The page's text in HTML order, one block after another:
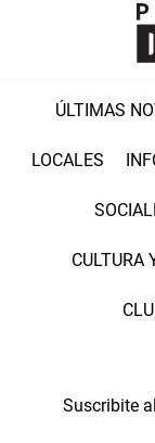
ÚLTIMAS
LOCALES
CULTURA
Suscribite